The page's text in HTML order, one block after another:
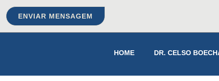
ENVIAR MENSAGEM
HOME DR. CELSO